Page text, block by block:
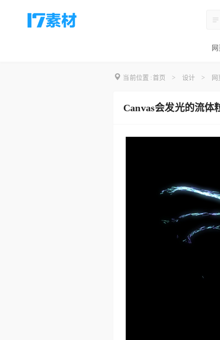
当前位置 :首页 > 设计 > 网
Canvas会发光的流体